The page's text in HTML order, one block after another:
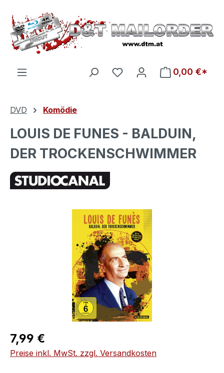
Zum Hauptinhalt springen
Du hast 0 Produkte auf
0,00 €*
DVD Komödie
LOUIS DE FUNES - BALDUIN,
DER TROCKENSCHWIMMER
Bildergalerie überspringen
Regulärer Preis:
7,99 €
Preise inkl. MwSt. zzgl. Versandkosten